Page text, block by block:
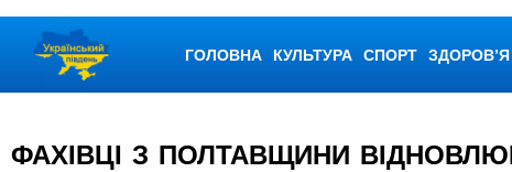
ГОЛОВНА КУЛЬТУРА СПОРТ ЗДОРОВ’Я
ФАХІВЦІ З ПОЛТАВЩИНИ